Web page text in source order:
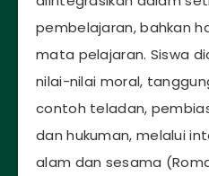
pembelajaran, bahkan
mata pelajaran. Siswa
nilai-nilai moral,
contoh teladan,
dan hukuman, melalui
alam dan sesama